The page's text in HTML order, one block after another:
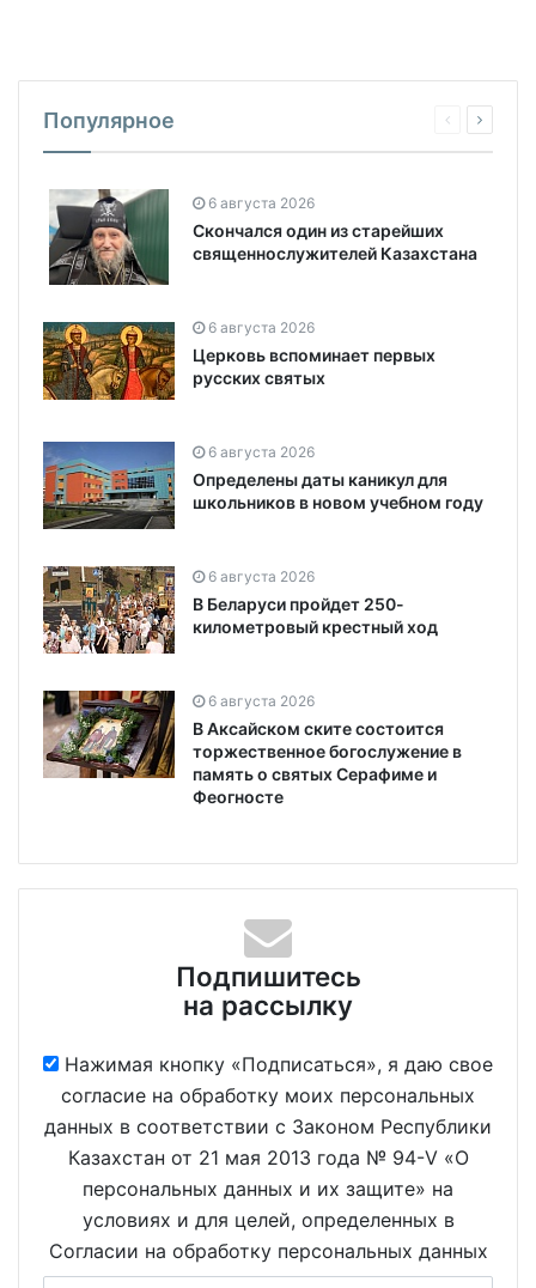
Популярное
6 августа 2026
Скончался один из старейших
священнослужителей Казахстана
6 августа 2026
Церковь вспоминает первых
русских святых
6 августа 2026
Определены даты каникул для
школьников в новом учебном году
6 августа 2026
В Беларуси пройдет 250-
километровый крестный ход
6 августа 2026
В Аксайском ските состоится
торжественное богослужение в
память о святых Серафиме и
Феогносте
Подпишитесь
на рассылку
Нажимая кнопку «Подписаться», я даю свое
согласие на обработку моих персональных
данных в соответствии с Законом Республики
Казахстан от 21 мая 2013 года № 94-V «О
персональных данных и их защите» на
условиях и для целей, определенных в
Согласии на обработку персональных данных